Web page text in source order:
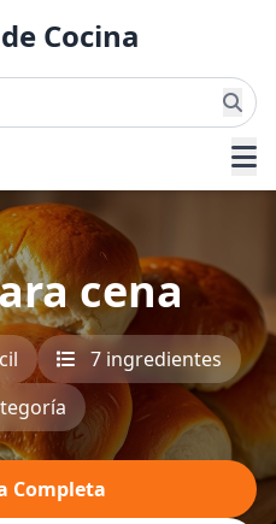
Cocina
cena
7 ingredientes
Completa